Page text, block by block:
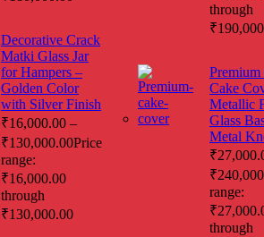
Decorative Crack
Matki Glass Jar
for Hampers –
Golden Color
with Silver Finish
₹16,000.00 –
₹130,000.00Price
range:
₹16,000.00
through
₹130,000.00
through
Premium
Cake
Metallic
Glass
Metal
₹
₹
range:
through